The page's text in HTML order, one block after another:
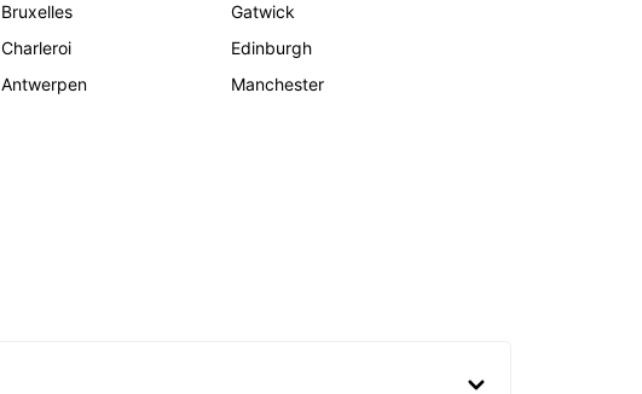
Bruxelles
Charleroi
Antwerpen
Gatwick
Edinburgh
Manchester